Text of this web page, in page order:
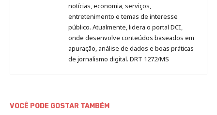
notícias, economia, serviços,
entretenimento e temas de interesse
público. Atualmente, lidera o portal DCI,
onde desenvolve conteúdos baseados em
apuração, análise de dados e boas práticas
de jornalismo digital. DRT 1272/MS
VOCÊ PODE GOSTAR TAMBÉM